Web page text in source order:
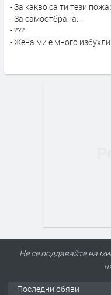
- За какво са ти тези
- За самоотбрана...
- ???
- Жена ми е много
Не се поддавайте на
Последни обяви